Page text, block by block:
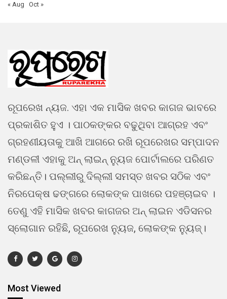
« Aug
Oct »
ରୂପରେଖ ନ୍ୟଜ. ଏହା ଏକ ମାସିକ ଖବର କାଗଜ ଭାବରେ
ପ୍ରକାଶିତ ହୁଏ । ପାଠକଙ୍କର ବଢୁଥିବା ଆଗ୍ରହ ଏବଂ
ଗ୍ରହଣୀୟତାକୁ ଆଖି ଆଗରେ ରଖି ରୂପରେଖର ସମ୍ପାଦନ
ମଣ୍ଡଳୀ ଏହାକୁ ଅନ୍ ଲାଇନ୍ ନ୍ୟୁଜ ପୋର୍ଟାଲରେ ପରିଣତ
କରିଛନ୍ତି। ପଲ୍ଲୀରୁ ଦିଲ୍ଲୀ ସମସ୍ତ ଖବର ସଠିକ ଏବଂ
ନିରପେକ୍ଷ ଢଙ୍ଗରେ ଲୋକଙ୍କ ପାଖରେ ପହଞ୍ଚାଇବ ।
ତେଣୁ ଏହି ମାସିକ ଖବର କାଗଜର ଅନ୍ ଲାଇନ ଏଡିସନର
ସ୍ଲୋଗାନ ରହିଛି, ରୂପରେଖ ନ୍ୟୁଜ, ଲୋକଙ୍କ ନ୍ୟୁଜ୍।
Most Viewed